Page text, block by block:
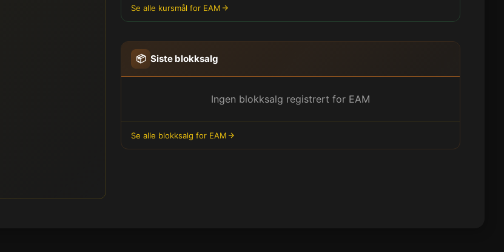
Se alle kursmål for EAM
📦 Siste blokksalg
Ingen blokksalg registrert for EAM
Se alle blokksalg for EAM